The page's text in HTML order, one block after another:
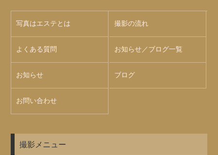
写真はエステとは 撮影の流れ
よくある質問 お知らせ／ブログ一覧
お知らせ ブログ
お問い合わせ
撮影メニュー